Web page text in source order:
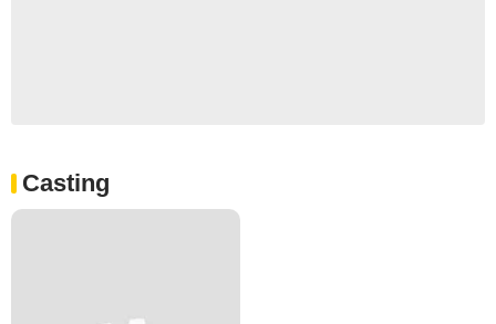
Casting